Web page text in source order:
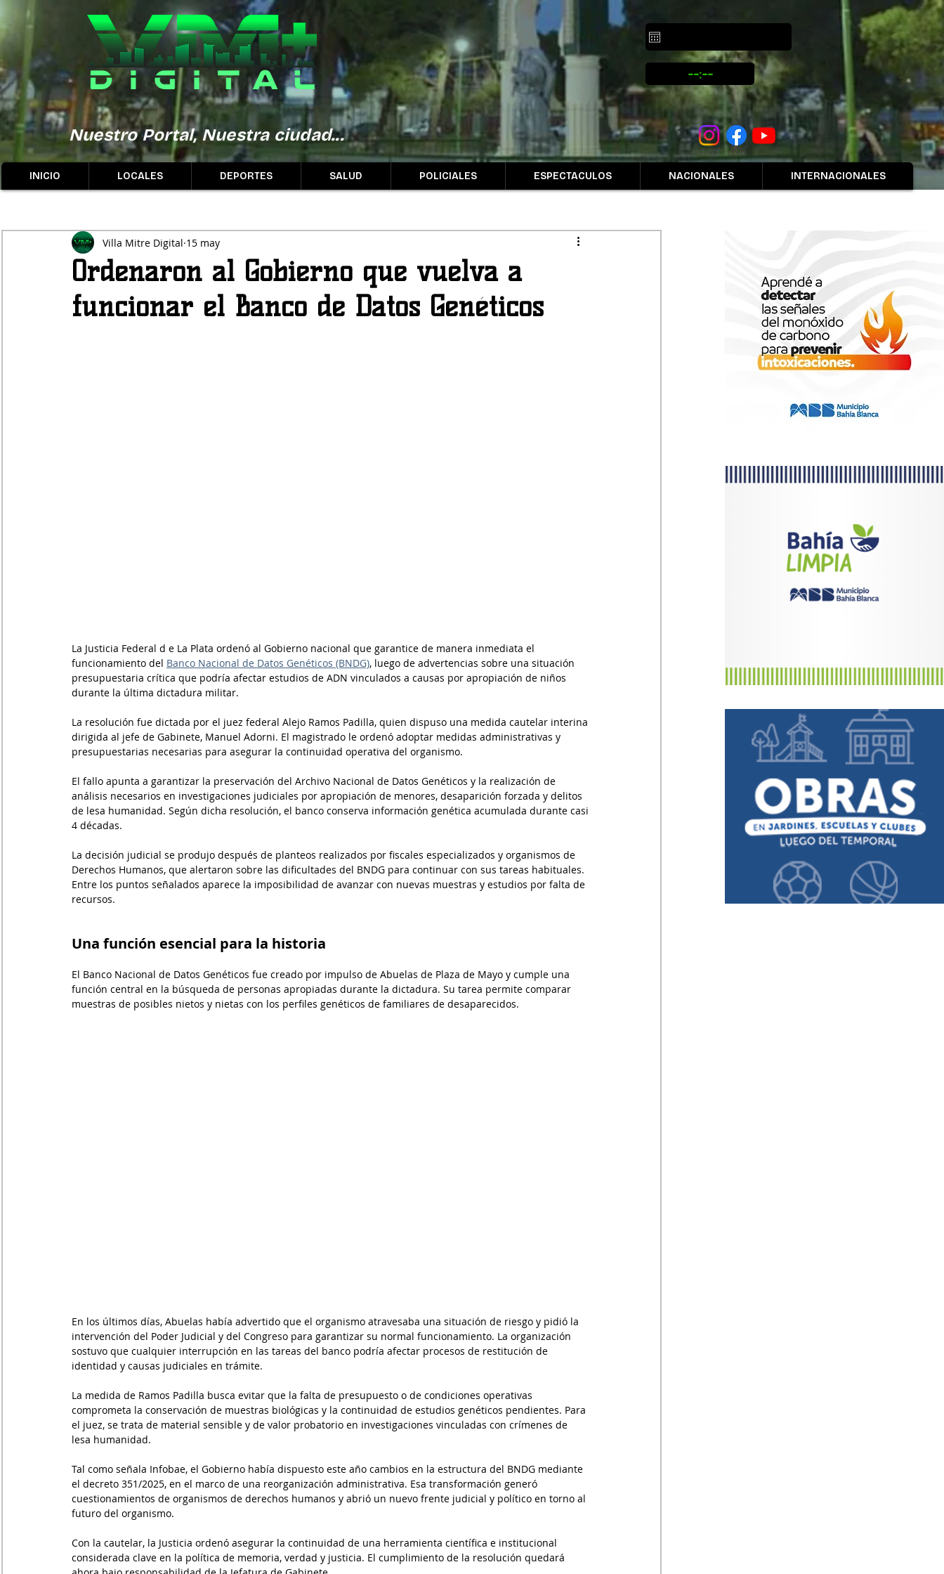
Nuestro Portal, Nuestra ciudad...
INICIO LOCALES DEPORTES SALUD POLICIALES ESPECTACULOS NACIONALES INTERNACIONALES
Ordenaron al Gobierno que vuelva a
funcionar el Banco de Datos Genéticos
Villa Mitre Digital 15 may
La Justicia Federal d e La Plata ordenó al Gobierno nacional que garantice de manera inmediata el
funcionamiento del Banco Nacional de Datos Genéticos (BNDG), luego de advertencias sobre una situación
presupuestaria crítica que podría afectar estudios de ADN vinculados a causas por apropiación de niños
durante la última dictadura militar.
La resolución fue dictada por el juez federal Alejo Ramos Padilla, quien dispuso una medida cautelar interina
dirigida al jefe de Gabinete, Manuel Adorni. El magistrado le ordenó adoptar medidas administrativas y
presupuestarias necesarias para asegurar la continuidad operativa del organismo.
El fallo apunta a garantizar la preservación del Archivo Nacional de Datos Genéticos y la realización de
análisis necesarios en investigaciones judiciales por apropiación de menores, desaparición forzada y delitos
de lesa humanidad. Según dicha resolución, el banco conserva información genética acumulada durante casi
4 décadas.
La decisión judicial se produjo después de planteos realizados por fiscales especializados y organismos de
Derechos Humanos, que alertaron sobre las dificultades del BNDG para continuar con sus tareas habituales.
Entre los puntos señalados aparece la imposibilidad de avanzar con nuevas muestras y estudios por falta de
recursos.
Una función esencial para la historia
El Banco Nacional de Datos Genéticos fue creado por impulso de Abuelas de Plaza de Mayo y cumple una
función central en la búsqueda de personas apropiadas durante la dictadura. Su tarea permite comparar
muestras de posibles nietos y nietas con los perfiles genéticos de familiares de desaparecidos.
En los últimos días, Abuelas había advertido que el organismo atravesaba una situación de riesgo y pidió la
intervención del Poder Judicial y del Congreso para garantizar su normal funcionamiento. La organización
sostuvo que cualquier interrupción en las tareas del banco podría afectar procesos de restitución de
identidad y causas judiciales en trámite.
La medida de Ramos Padilla busca evitar que la falta de presupuesto o de condiciones operativas
comprometa la conservación de muestras biológicas y la continuidad de estudios genéticos pendientes. Para
el juez, se trata de material sensible y de valor probatorio en investigaciones vinculadas con crímenes de
lesa humanidad.
Tal como señala Infobae, el Gobierno había dispuesto este año cambios en la estructura del BNDG mediante
el decreto 351/2025, en el marco de una reorganización administrativa. Esa transformación generó
cuestionamientos de organismos de derechos humanos y abrió un nuevo frente judicial y político en torno al
futuro del organismo.
Con la cautelar, la Justicia ordenó asegurar la continuidad de una herramienta científica e institucional
considerada clave en la política de memoria, verdad y justicia. El cumplimiento de la resolución quedará